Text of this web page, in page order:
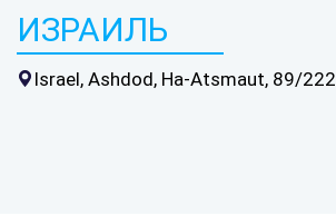
ИЗРАИЛЬ
Israel, Ashdod, Ha-Atsmaut, 89/222